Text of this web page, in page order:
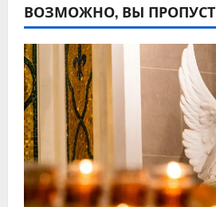
ВОЗМОЖНО, ВЫ